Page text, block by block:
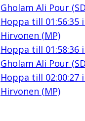
Gholam Ali Pour
Hoppa till 01:56:35i
Hirvonen (MP)
Hoppa till 01:58:36i
Gholam Ali Pour
Hoppa till 02:00:27i
Hirvonen (MP)